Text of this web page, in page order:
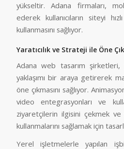
yükseltir. Adana firmaları,
ederek kullanıcıların siteyi
kullanmasını sağlıyor.
Yaratıcılık ve Strateji ile Öne
Adana web tasarım şirketleri,
yaklaşımı bir araya getirerek
öne çıkmasını sağlıyor.
video entegrasyonları ve
ziyaretçilerin ilgisini çekmek
kullanmalarını sağlamak için
Yerel işletmelerle yapılan